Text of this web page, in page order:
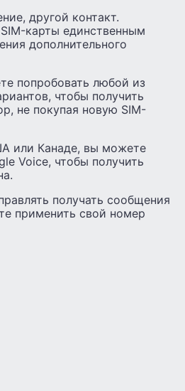
другой контакт.
карты единственным
дополнительного
попробовать любой из
чтобы получить
не покупая новую SIM-
или Канаде, вы можете
Voice, чтобы получить
получать сообщения
применить свой номер